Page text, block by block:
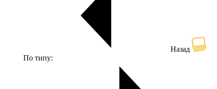
Назад
По типу: